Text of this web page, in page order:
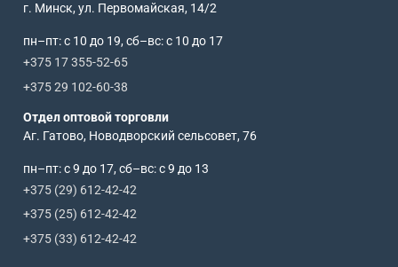
г. Минск, ул. Первомайская, 14/2
пн–пт: с 10 до 19, сб–вс: с 10 до 17
+375 17 355-52-65
+375 29 102-60-38
Отдел оптовой торговли
Аг. Гатово, Новодворский сельсовет, 76
пн–пт: с 9 до 17, сб–вс: с 9 до 13
+375 (29) 612-42-42
+375 (25) 612-42-42
+375 (33) 612-42-42